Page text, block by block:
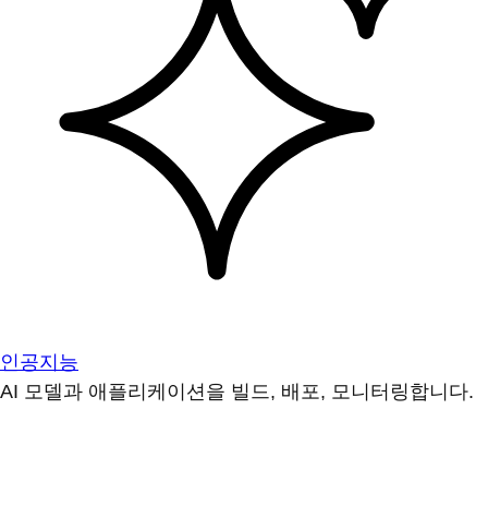
인공지능
AI 모델과 애플리케이션을 빌드, 배포, 모니터링합니다.